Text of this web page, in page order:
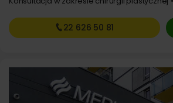
22 626 50 81